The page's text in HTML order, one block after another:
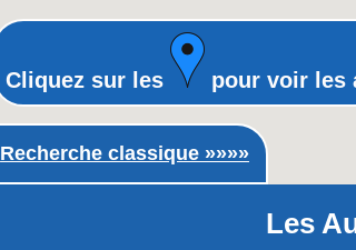
Recherche classique ►
Recherche classique »»»»
Cliquez sur les pour voir les
Les